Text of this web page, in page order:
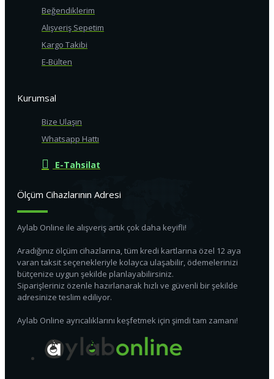
Beğendiklerim
Alışveriş Sepetim
Kargo Takibi
E-Bülten
Kurumsal
Bize Ulaşın
Whatsapp Hattı
E-Tahsilat
Ölçüm Cihazlarının Adresi
Aylab Online ile alışveriş artık çok daha keyifli!
Aradığınız ölçüm cihazlarına, tüm kredi kartlarına özel 12 aya
varan taksit seçenekleriyle kolayca ulaşabilir, ödemelerinizi
bütçenize uygun şekilde planlayabilirsiniz.
Siparişleriniz özenle hazırlanarak hızlı ve güvenli bir şekilde
adresinize teslim ediliyor.
Aylab Online ayrıcalıklarını keşfetmek için şimdi tam zamanı!